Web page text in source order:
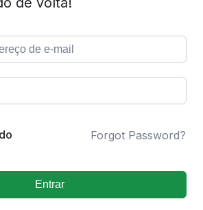
Forgot Password?
Entrar